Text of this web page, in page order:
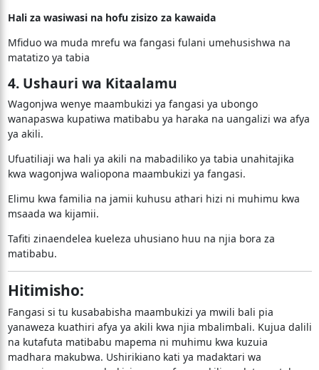
Hali za wasiwasi na hofu zisizo za kawaida
Mfiduo wa muda mrefu wa fangasi fulani umehusishwa na
matatizo ya tabia
4. Ushauri wa Kitaalamu
Wagonjwa wenye maambukizi ya fangasi ya ubongo
wanapaswa kupatiwa matibabu ya haraka na uangalizi wa afya
ya akili.
Ufuatiliaji wa hali ya akili na mabadiliko ya tabia unahitajika
kwa wagonjwa waliopona maambukizi ya fangasi.
Elimu kwa familia na jamii kuhusu athari hizi ni muhimu kwa
msaada wa kijamii.
Tafiti zinaendelea kueleza uhusiano huu na njia bora za
matibabu.
Hitimisho:
Fangasi si tu kusababisha maambukizi ya mwili bali pia
yanaweza kuathiri afya ya akili kwa njia mbalimbali. Kujua dalili
na kutafuta matibabu mapema ni muhimu kwa kuzuia
madhara makubwa. Ushirikiano kati ya madaktari wa